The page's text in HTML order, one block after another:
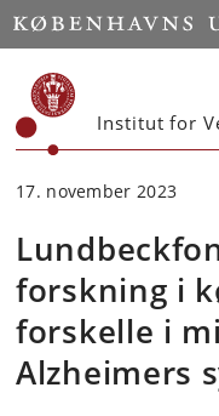
Start
Institut for
17. november 2023
forskning i
forskelle i
Alzheimers